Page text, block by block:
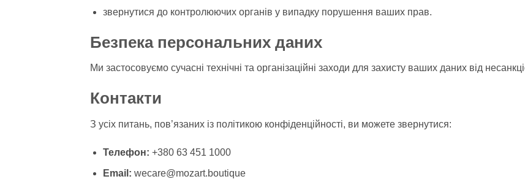
звернутися до контролюючих органів у випадку порушення ваших прав.
Безпека персональних даних
Ми застосовуємо сучасні технічні та організаційні заходи для захисту ваших даних від
Контакти
З усіх питань, пов’язаних із політикою конфіденційності, ви можете звернутися:
Телефон: +380 63 451 1000
Email: wecare@mozart.boutique